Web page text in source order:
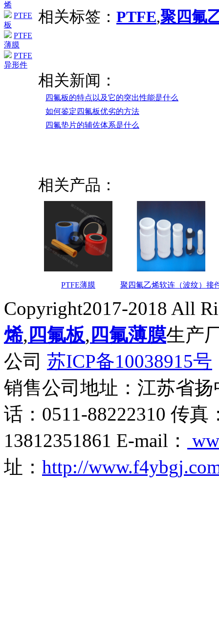
烯
PTFE
板
PTFE
薄膜
PTFE
异形件
相关标签： PTFE,聚四氟
相关新闻：
四氟板的特点以及它的突出性能是什么
如何鉴定四氟板优劣的方法
四氟垫片的辅佐体系是什么
相关产品：
PTFE薄膜 聚四氟乙烯软连（波纹）接
Copyright2017-2018 All
烯, 四氟板, 四氟薄膜生产
公司 苏ICP备10038915号
销售公司地址：江苏省
话：0511-88222310 传真
13812351861 E-mail：
址： http://